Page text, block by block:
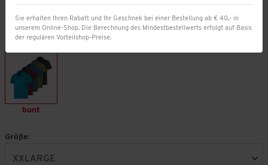
bunt
Größe:
Sie erhalten Ihren Rabatt und Ihr Geschnek bei einer Bestellung ab € 40,- in
unserem Online-Shop. Die Berechnung des Mindestbestellwerts erfolgt auf Basis
der regulären Vorteilshop-Preise.